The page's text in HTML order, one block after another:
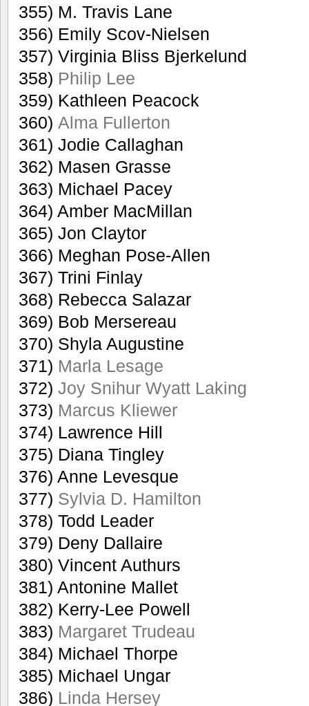
355) M. Travis Lane
356) Emily Scov-Nielsen
357) Virginia Bliss Bjerkelund
358) Philip Lee
359) Kathleen Peacock
360) Alma Fullerton
361) Jodie Callaghan
362) Masen Grasse
363) Michael Pacey
364) Amber MacMillan
365) Jon Claytor
366) Meghan Pose-Allen
367) Trini Finlay
368) Rebecca Salazar
369) Bob Mersereau
370) Shyla Augustine
371) Marla Lesage
372) Joy Snihur Wyatt Laking
373) Marcus Kliewer
374) Lawrence Hill
375) Diana Tingley
376) Anne Levesque
377) Sylvia D. Hamilton
378) Todd Leader
379) Deny Dallaire
380) Vincent Authurs
381) Antonine Mallet
382) Kerry-Lee Powell
383) Margaret Trudeau
384) Michael Thorpe
385) Michael Ungar
386) Linda Hersey